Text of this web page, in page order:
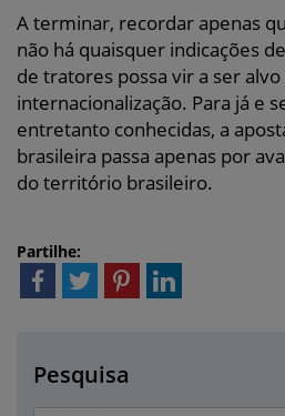
A terminar, recordar apenas
não há quaisquer indicações
de tratores possa vir a ser alvo
internacionalização. Para já e
entretanto conhecidas, a
brasileira passa apenas por
do território brasileiro.
Partilhe:
Pesquisa